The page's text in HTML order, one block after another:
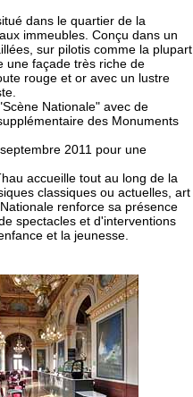
dans le quartier de la
immeubles. Conçu dans un
sur pilotis comme la plupart
une façade très riche de
rouge et or avec un lustre
Nationale" avec de
des Monuments
2011 pour une
accueille tout au long de la
classiques ou actuelles, art
renforce sa présence
spectacles et d'interventions
et la jeunesse.